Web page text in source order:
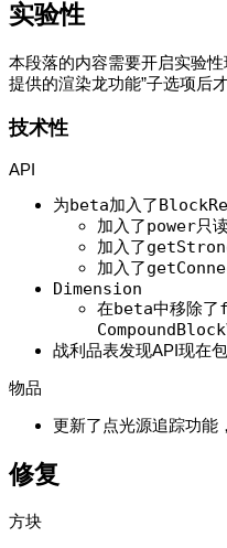
实验性
本段落的内容需要开启实验性
提供的渲染龙功能”子选项后
技术性
API
为beta加入了
加入了power只
加入了
加入了
Dimension
在beta中移除了
战利品表发现API现在
物品
更新了点光源追踪功能
修复
方块